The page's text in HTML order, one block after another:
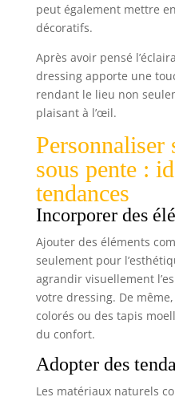
les modes musique et
réglage du mode
horaires spécifiques
des lumières.
automatiser la
économiser de
confortable.
synchronisation de
d'éclairage
Gamme
installée dans les
cuisines pour fournir
le travail, la cuisine
espaces
restaurants, les bars
l'ambiance, mettre en
ou utilisés dans des
des
peut également mettre
décoratifs.
Après avoir pensé
dressing apporte une
rendant le lieu non
plaisant à l’œil.
Personnaliser
sous pente :
tendances
Incorporer des
Ajouter des éléments
seulement pour
agrandir visuellement
votre dressing. De
colorés ou des tapis
du confort.
Adopter des
Les matériaux naturels